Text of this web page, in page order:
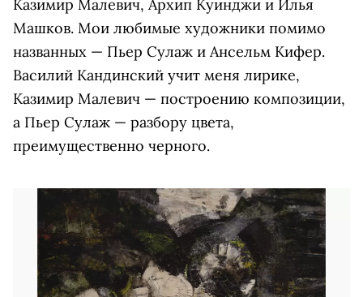
Казимир Малевич, Архип Куинджи и Илья
Машков. Мои любимые художники помимо
названных — Пьер Сулаж и Ансельм Кифер.
Василий Кандинский учит меня лирике,
Казимир Малевич — построению композиции,
а Пьер Сулаж — разбору цвета,
преимущественно черного.